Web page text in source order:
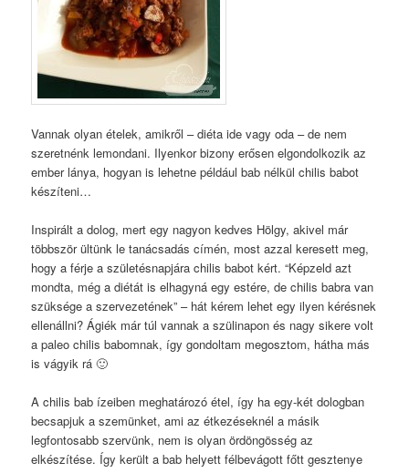
Vannak olyan ételek, amikről – diéta ide vagy oda – de nem
szeretnénk lemondani. Ilyenkor bizony erősen elgondolkozik az
ember lánya, hogyan is lehetne például bab nélkül chilis babot
készíteni…
Inspirált a dolog, mert egy nagyon kedves Hölgy, akivel már
többször ültünk le tanácsadás címén, most azzal keresett meg,
hogy a férje a születésnapjára chilis babot kért. “Képzeld azt
mondta, még a diétát is elhagyná egy estére, de chilis babra van
szüksége a szervezetének” – hát kérem lehet egy ilyen kérésnek
ellenállni? Ágiék már túl vannak a szülinapon és nagy sikere volt
a paleo chilis babomnak, így gondoltam megosztom, hátha más
is vágyik rá 🙂
A chilis bab ízeiben meghatározó étel, így ha egy-két dologban
becsapjuk a szemünket, ami az étkezéseknél a másik
legfontosabb szervünk, nem is olyan ördöngösség az
elkészítése. Így került a bab helyett félbevágott főtt gesztenye